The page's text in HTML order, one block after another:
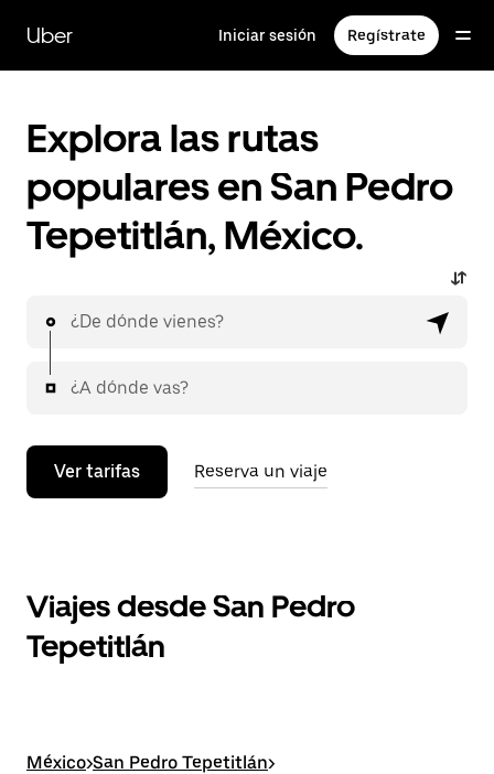
contenido
principal
Uber Iniciar sesión Regístrate
Explora las rutas
populares en San Pedro
Tepetitlán, México.
¿De dónde vienes?
¿A dónde vas?
Ver tarifas Reserva un viaje
Viajes desde San Pedro
Tepetitlán
México>San Pedro Tepetitlán>